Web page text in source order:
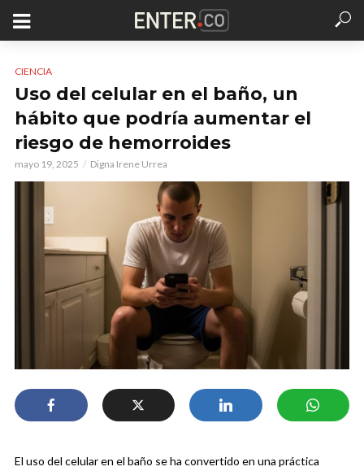
CIENCIA
Uso del celular en el baño, un
hábito que podría aumentar el
riesgo de hemorroides
mayo 19, 2025 Digna Irene Urrea
El uso del celular en el baño se ha convertido en una práctica